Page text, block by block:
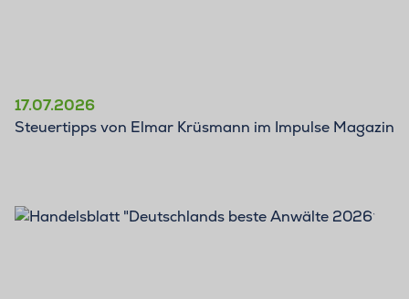
17.07.2026
Steuertipps von Elmar Krüsmann im Impulse Magazin